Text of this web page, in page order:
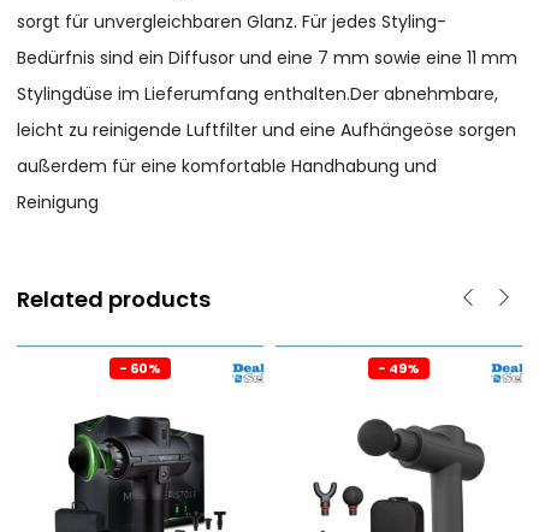
sorgt für unvergleichbaren Glanz. Für jedes Styling-
Bedürfnis sind ein Diffusor und eine 7 mm sowie eine 11 mm
Stylingdüse im Lieferumfang enthalten.Der abnehmbare,
leicht zu reinigende Luftfilter und eine Aufhängeöse sorgen
außerdem für eine komfortable Handhabung und
Reinigung
Related products
- 60% - 49%